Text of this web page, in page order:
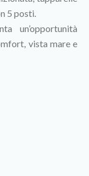
5 posti.
un’opportunità
vista mare e